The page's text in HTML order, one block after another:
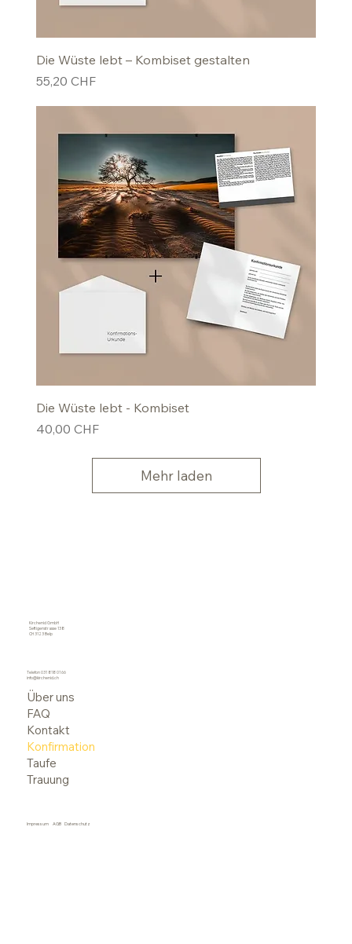
Die Wüste lebt – Kombiset gestalten
Preis
55,20 CHF
Die Wüste lebt - Kombiset
Preis
40,00 CHF
Mehr laden
Kirchenid GmbH
Seftigenstrasse 138
CH 3123 Belp
Telefon031 818 01 66
info@kirchenid.ch
Über uns
FAQ
Kontakt
Konfirmation
Taufe
Trauung
Impressum AGB Datenschutz